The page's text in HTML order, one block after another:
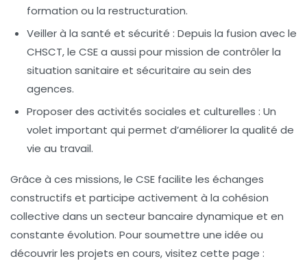
formation ou la restructuration.
Veiller à la santé et sécurité : Depuis la fusion avec le
CHSCT, le CSE a aussi pour mission de contrôler la
situation sanitaire et sécuritaire au sein des
agences.
Proposer des activités sociales et culturelles : Un
volet important qui permet d’améliorer la qualité de
vie au travail.
Grâce à ces missions, le CSE facilite les échanges
constructifs et participe activement à la cohésion
collective dans un secteur bancaire dynamique et en
constante évolution. Pour soumettre une idée ou
découvrir les projets en cours, visitez cette page :